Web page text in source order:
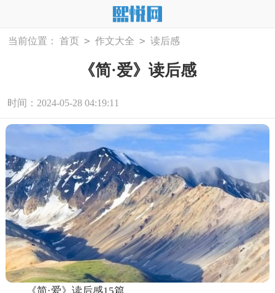
当前位置： 首页 > 作文大全 > 读后感
《简·爱》读后感
时间：2024-05-28 04:19:11